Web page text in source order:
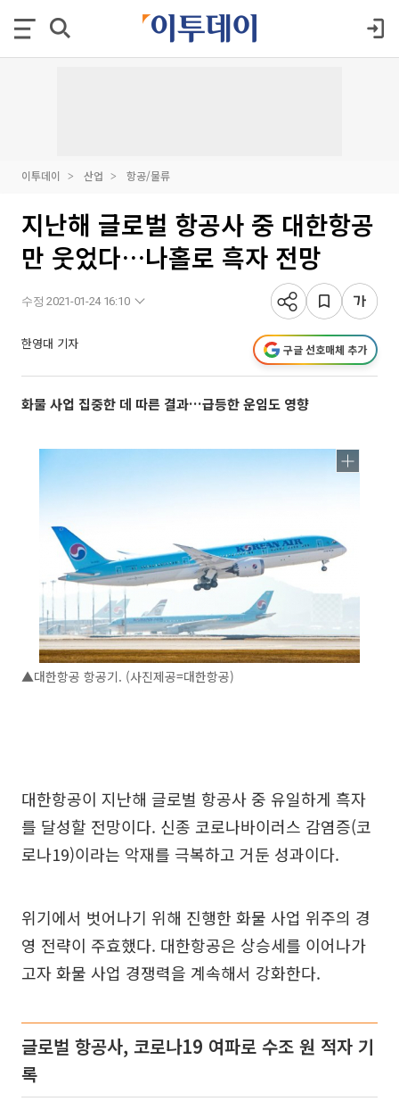
이투데이 산업 항공/물류
지난해 글로벌 항공사 중 대한항공
만 웃었다…나홀로 흑자 전망
수정 2021-01-24 16:10
한영대 기자 구글 선호매체 추가
화물 사업 집중한 데 따른 결과…급등한 운임도 영향
▲대한항공 항공기. (사진제공=대한항공)
대한항공이 지난해 글로벌 항공사 중 유일하게 흑자
를 달성할 전망이다. 신종 코로나바이러스 감염증(코
로나19)이라는 악재를 극복하고 거둔 성과이다.
위기에서 벗어나기 위해 진행한 화물 사업 위주의 경
영 전략이 주효했다. 대한항공은 상승세를 이어나가
고자 화물 사업 경쟁력을 계속해서 강화한다.
글로벌 항공사, 코로나19 여파로 수조 원 적자 기
록